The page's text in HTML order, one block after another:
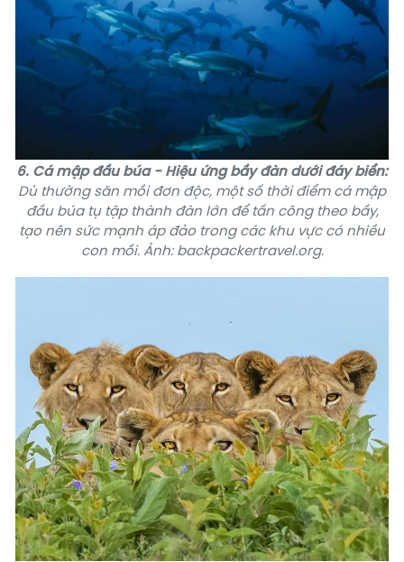
6. Cá mập đầu búa - Hiệu ứng bầy đàn dưới đáy biển:
Dù thường săn mồi đơn độc, một số thời điểm cá mập
đầu búa tụ tập thành đàn lớn để tấn công theo bầy,
tạo nên sức mạnh áp đảo trong các khu vực có nhiều
con mồi. Ảnh: backpackertravel.org.